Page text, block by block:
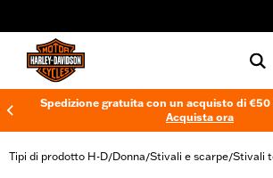
Spedizione gratuita con un acquisto di
Acquista ora
Tipi di prodotto H-D/Donna/Stivali e scarpe/Stivali